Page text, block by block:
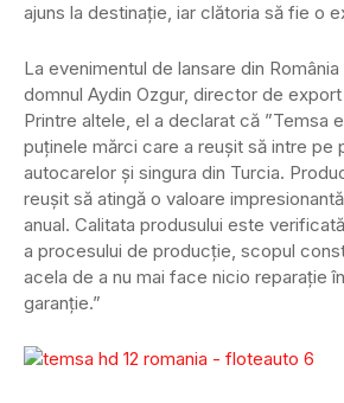
ajuns la destinație, iar clătoria să fie o
La evenimentul de lansare din
domnul Aydin Ozgur, director de
Printre altele, el a declarat că ”Temsa
puținele mărci care a reușit să intre pe
autocarelor și singura din Turcia.
reușit să atingă o valoare
anual. Calitata produsului este
a procesului de producție, scopul
acela de a nu mai face nicio reparație
garanție.”